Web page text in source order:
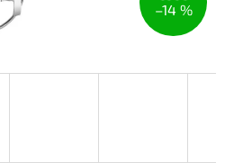
–14 %